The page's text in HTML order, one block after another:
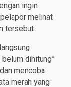
ingin
melihat
tersebut.
dihitung”
mencoba
merah yang